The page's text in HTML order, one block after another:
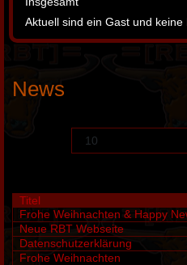
Aktuell sind ein Gast und
News
Titel
Frohe Weihnachten & Happy
Neue RBT Webseite
Datenschutzerklärung
Frohe Weihnachten